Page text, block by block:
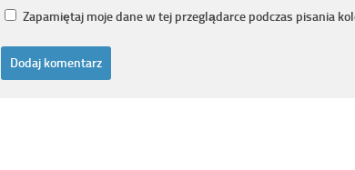
Zapamiętaj moje dane w tej przeglądarce podczas pisania